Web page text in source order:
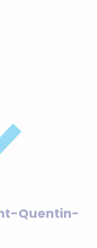
Quentin-